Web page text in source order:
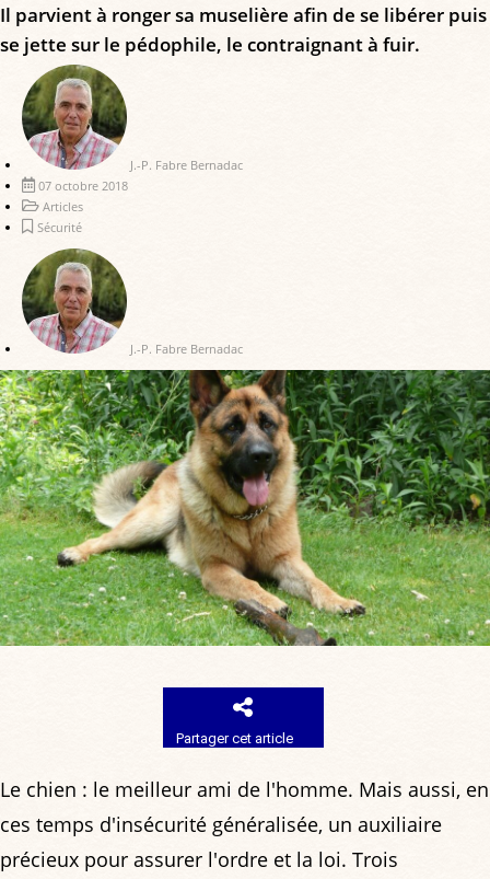
Il parvient à ronger sa muselière afin de se libérer puis
se jette sur le pédophile, le contraignant à fuir.
J.-P. Fabre Bernadac
07 octobre 2018
Articles
Sécurité
J.-P. Fabre Bernadac
Partager cet article
Le chien : le meilleur ami de l'homme. Mais aussi, en
ces temps d'insécurité généralisée, un auxiliaire
précieux pour assurer l'ordre et la loi. Trois